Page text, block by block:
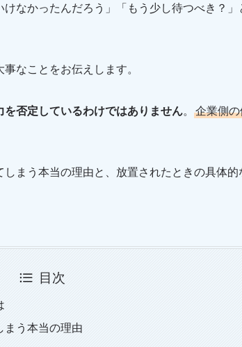
なかったんだろう」「もう少し待つべき？
なことをお伝えします。
否定しているわけではありません。
企業側
まう本当の理由と、放置されたときの具体
目次
まう本当の理由